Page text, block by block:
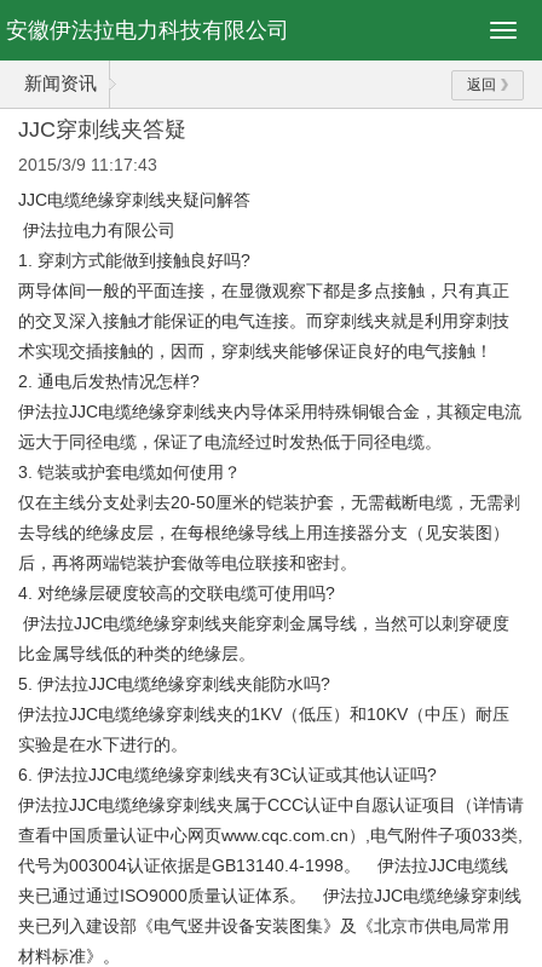
安徽伊法拉电力科技有限公司
新闻资讯 返回
JJC穿刺线夹答疑
2015/3/9 11:17:43
JJC电缆绝缘穿刺线夹疑问解答
伊法拉电力有限公司
1. 穿刺方式能做到接触良好吗?
两导体间一般的平面连接，在显微观察下都是多点接触，只有真正
的交叉深入接触才能保证的电气连接。而穿刺线夹就是利用穿刺技
术实现交插接触的，因而，穿刺线夹能够保证良好的电气接触！
2. 通电后发热情况怎样?
伊法拉JJC电缆绝缘穿刺线夹内导体采用特殊铜银合金，其额定电流
远大于同径电缆，保证了电流经过时发热低于同径电缆。
3. 铠装或护套电缆如何使用？
仅在主线分支处剥去20-50厘米的铠装护套，无需截断电缆，无需剥
去导线的绝缘皮层，在每根绝缘导线上用连接器分支（见安装图）
后，再将两端铠装护套做等电位联接和密封。
4. 对绝缘层硬度较高的交联电缆可使用吗?
伊法拉JJC电缆绝缘穿刺线夹能穿刺金属导线，当然可以刺穿硬度
比金属导线低的种类的绝缘层。
5. 伊法拉JJC电缆绝缘穿刺线夹能防水吗?
伊法拉JJC电缆绝缘穿刺线夹的1KV（低压）和10KV（中压）耐压
实验是在水下进行的。
6. 伊法拉JJC电缆绝缘穿刺线夹有3C认证或其他认证吗?
伊法拉JJC电缆绝缘穿刺线夹属于CCC认证中自愿认证项目（详情请
查看中国质量认证中心网页www.cqc.com.cn）,电气附件子项033类,
代号为003004认证依据是GB13140.4-1998。 伊法拉JJC电缆线
夹已通过通过ISO9000质量认证体系。 伊法拉JJC电缆绝缘穿刺线
夹已列入建设部《电气竖井设备安装图集》及《北京市供电局常用
材料标准》。